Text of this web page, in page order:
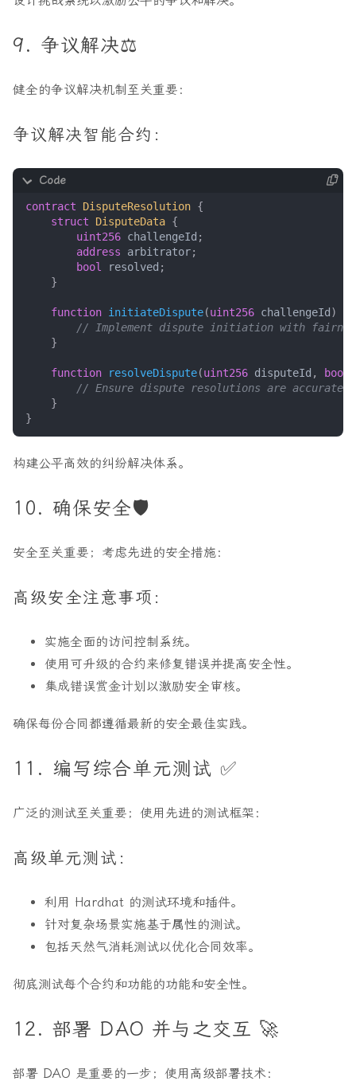
9. 争议解决⚖️
健全的争议解决机制至关重要：
争议解决智能合约：
contract DisputeResolution {
struct
DisputeData {
uint256 challengeId ;
address
arbitrator;
bool
resolved ;
}
function initiateDispute(uint256 challengeId )
}
function resolveDispute(uint256 disputeId , bool
}
}
构建公平高效的纠纷解决体系。
10. 确保安全🛡️
安全至关重要；考虑先进的安全措施：
高级安全注意事项：
实施全面的访问控制系统。
使用可升级的合约来修复错误并提高安全性。
集成错误赏金计划以激励安全审核。
确保每份合同都遵循最新的安全最佳实践。
11. 编写综合单元测试 ✅
广泛的测试至关重要；使用先进的测试框架：
高级单元测试：
利用 Hardhat 的测试环境和插件。
针对复杂场景实施基于属性的测试。
包括天然气消耗测试以优化合同效率。
彻底测试每个合约和功能的功能和安全性。
12. 部署 DAO 并与之交互 🚀
部署 DAO 是重要的一步；使用高级部署技术：